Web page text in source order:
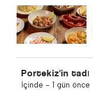
Portekiz'in tadı
İçinde - 1 gün önce